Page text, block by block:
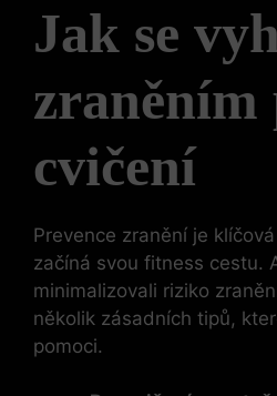
Jak se
cvičení
Prevence zranění je
začíná svou fitness cestu.
minimalizovali riziko
několik zásadních tipů,
pomoci.